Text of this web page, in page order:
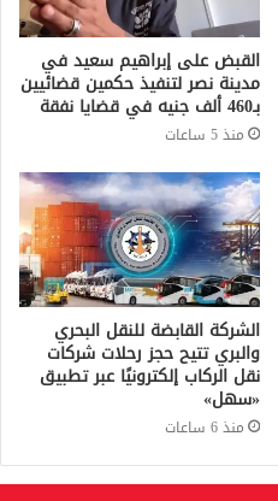
القبض على إبراهيم سعيد في
مدينة نصر لتنفيذ حكمين قضائيين
بـ460 ألف جنيه في قضايا نفقة
منذ 5 ساعات
الشركة القابضة للنقل البحري
والبري تتيح حجز رحلات شركات
نقل الركاب إلكترونيًا عبر تطبيق
«سهل»
منذ 6 ساعات